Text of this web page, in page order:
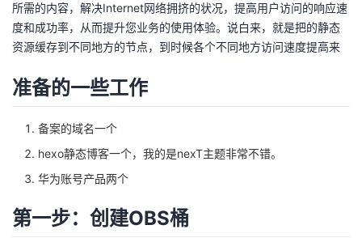
子
直
播
的
活
动
我
的
关
注
我
的
开
发
者
我
的
Programs
我
的
支
所需的内容，解决Internet网络拥挤的状况，提高用户访问的响应速
度和成功率，从而提升您业务的使用体验。说白来，就是把的静态
资源缓存到不同地方的节点，到时候各个不同地方访问速度提高来
准备的一些工作
备案的域名一个
hexo静态博客一个，我的是nexT主题非常不错。
华为账号产品两个
第一步：创建OBS桶